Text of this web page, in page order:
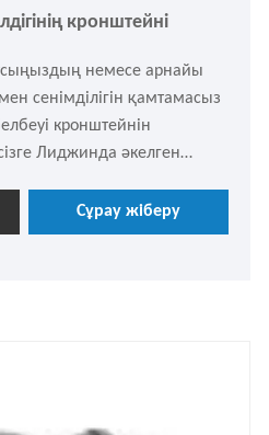
кронштейні
немесе арнайы
мен сенімділігін қамтамасыз
кронштейнін
Лиджинда әкелген
ретінде біз сізге
ұсынуға міндеттіміз. Егер
Сұрау жіберу